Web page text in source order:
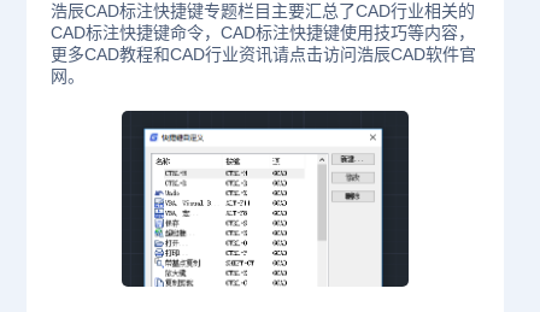
浩辰CAD标注快捷键专题栏目主要汇总了CAD行业相关的
CAD标注快捷键命令，CAD标注快捷键使用技巧等内容，
更多CAD教程和CAD行业资讯请点击访问浩辰CAD软件官
网。